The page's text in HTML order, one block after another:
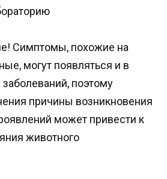
Симптомы, похожие на
могут появляться и в
заболеваний, поэтому
причины возникновения
может привести к
животного